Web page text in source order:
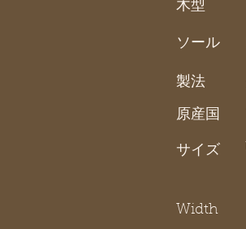
木型
ソール
製法
原産国
サイズ
Width